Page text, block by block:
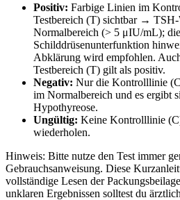
Positiv: Farbige Linien im
Testbereich (T) sichtbar → TSH-
Normalbereich (> 5 μIU/mL);
Schilddrüsenunterfunktion
Abklärung wird empfohlen.
Testbereich (T) gilt als positiv.
Negativ: Nur die Kontrolllinie
im Normalbereich und es ergibt
Hypothyreose.
Ungültig: Keine Kontrolllinie
wiederholen.
Hinweis: Bitte nutze den Test immer
Gebrauchsanweisung. Diese
vollständige Lesen der
unklaren Ergebnissen solltest du